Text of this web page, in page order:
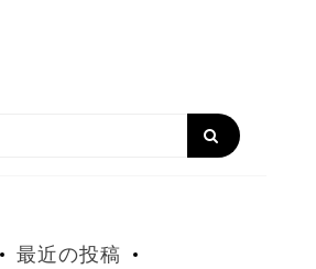
最近の投稿